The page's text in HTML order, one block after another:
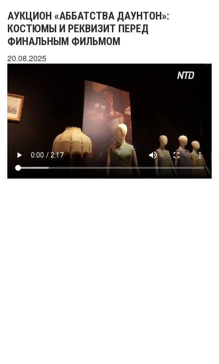
АУКЦИОН «АББАТСТВА ДАУНТОН»:
КОСТЮМЫ И РЕКВИЗИТ ПЕРЕД
ФИНАЛЬНЫМ ФИЛЬМОМ
20.08.2025